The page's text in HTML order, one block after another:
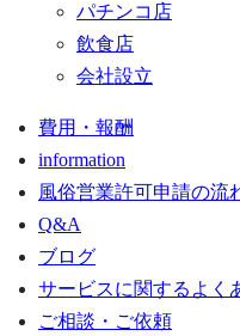
パチンコ店
飲食店
会社設立
費用・報酬
information
風俗営業許可申請の流
Q&A
ブログ
サービスに関するよく
ご相談・ご依頼